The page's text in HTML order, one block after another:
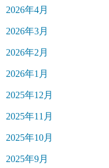
2026年4月
2026年3月
2026年2月
2026年1月
2025年12月
2025年11月
2025年10月
2025年9月